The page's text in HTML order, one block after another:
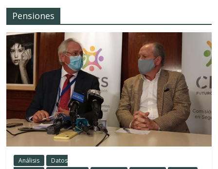
Pensiones
Análisis
Datos